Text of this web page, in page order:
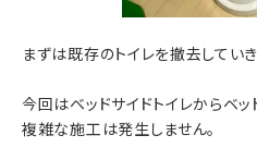
まずは既存のトイレを撤去していき
今回はベッドサイドトイレからベ
複雑な施工は発生しません。